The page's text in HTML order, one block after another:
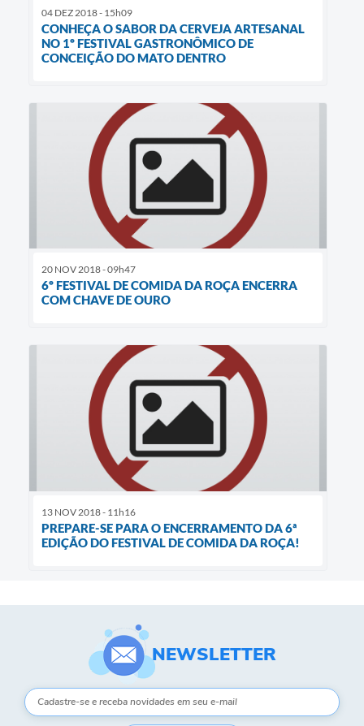
04 DEZ 2018 - 15h09
CONHEÇA O SABOR DA CERVEJA ARTESANAL
NO 1º FESTIVAL GASTRONÔMICO DE
CONCEIÇÃO DO MATO DENTRO
20 NOV 2018 - 09h47
6º FESTIVAL DE COMIDA DA ROÇA ENCERRA
COM CHAVE DE OURO
13 NOV 2018 - 11h16
PREPARE-SE PARA O ENCERRAMENTO DA 6ª
EDIÇÃO DO FESTIVAL DE COMIDA DA ROÇA!
NEWSLETTER